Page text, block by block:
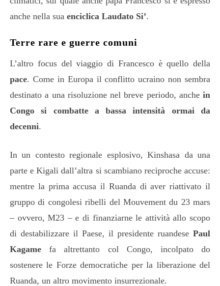
anche nella sua enciclica Laudato Si’.
Terre rare e guerre comuni
L’altro focus del viaggio di Francesco è quello della
pace. Come in Europa il conflitto ucraino non sembra
destinato a una risoluzione nel breve periodo, anche in
Congo si combatte a bassa intensità ormai da
decenni.
In un contesto regionale esplosivo, Kinshasa da una
parte e Kigali dall’altra si scambiano reciproche accuse:
mentre la prima accusa il Ruanda di aver riattivato il
gruppo di congolesi ribelli del Mouvement du 23 mars
– ovvero, M23 – e di finanziarne le attività allo scopo
di destabilizzare il Paese, il presidente ruandese Paul
Kagame fa altrettanto col Congo, incolpato do
sostenere le Forze democratiche per la liberazione del
Ruanda, un altro movimento insurrezionale.